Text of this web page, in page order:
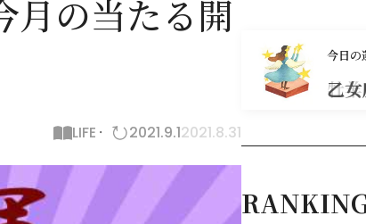
の当たる開
LIFE 2021.9.12021.8.31
今日の
乙